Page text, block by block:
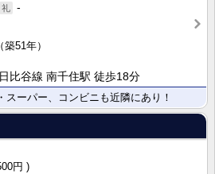
-
（築51年）
比谷線 南千住駅 徒歩18分
ーパー、コンビニも近隣にあり！
円